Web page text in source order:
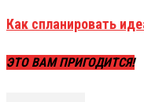
Как спланировать
ЭТО ВАМ ПРИГОДИТСЯ!